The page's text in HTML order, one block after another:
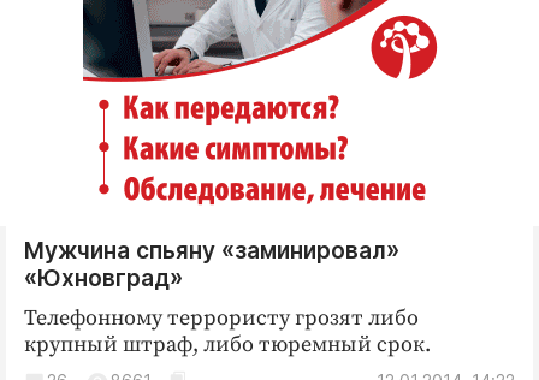
Мужчина спьяну «заминировал»
«Юхновград»
Телефонному террористу грозят либо
крупный штраф, либо тюремный срок.